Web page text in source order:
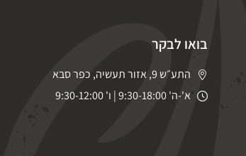
בואו לבקר
התע״ש 9, אזור תעשיה, כפר סבא
א'-ה' 9:30-18:00 | ו' 9:30-12:00